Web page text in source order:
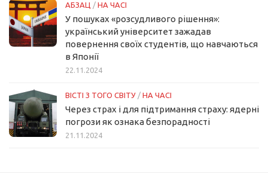
АБЗАЦ / НА ЧАСІ
У пошуках «розсудливого рішення»:
український університет зажадав
повернення своїх студентів, що навчаються
в Японії
22.11.2024
ВІСТІ З ТОГО СВІТУ / НА ЧАСІ
Через страх і для підтримання страху: ядерні
погрози як ознака безпорадності
21.11.2024